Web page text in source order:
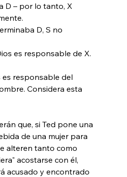
D – por lo tanto, X
D, S no
es responsable de X.
es responsable del
Considera esta
que, si Ted pone una
de una mujer para
alteren tanto como
acostarse con él,
acusado y encontrado